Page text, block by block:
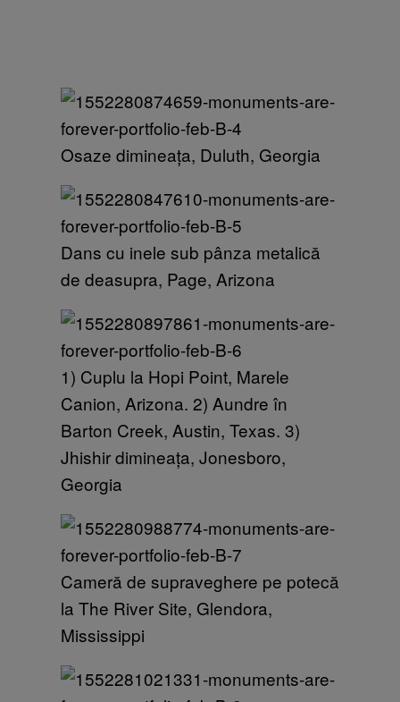
Osaze dimineața, Duluth, Georgia
Dans cu inele sub pânza metalică
de deasupra, Page, Arizona
1) Cuplu la Hopi Point, Marele
Canion, Arizona. 2) Aundre în
Barton Creek, Austin, Texas. 3)
Jhishir dimineața, Jonesboro,
Georgia
Cameră de supraveghere pe potecă
la The River Site, Glendora,
Mississippi